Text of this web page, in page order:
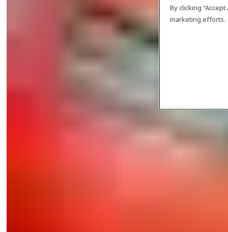
By clicking
marketing efforts.